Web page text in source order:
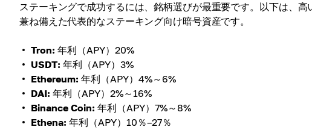
ステーキングで成功するには、銘柄選びが最重要です。以下は、
兼ね備えた代表的なステーキング向け暗号資産です。
Tron: 年利（APY）20%
USDT: 年利（APY）3%
Ethereum: 年利（APY）4%～6%
DAI: 年利（APY）2%～16%
Binance Coin: 年利（APY）7%～8%
Ethena: 年利（APY）10％–27％